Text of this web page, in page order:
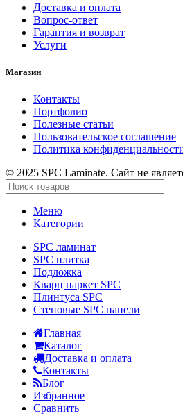
Доставка и оплата
Вопрос-ответ
Гарантия и возврат
Услуги
Магазин
Контакты
Портфолио
Полезные статьи
Пользовательское соглашение
Политика
© 2025 SPC Laminate. Сайт не
Меню
Категории
SPC ламинат
SPC плитка
Подложка
Кварц паркет SPC
Плинтуса SPC
Стеновые SPC панели
Главная
Каталог
Доставка и оплата
Контакты
Блог
Избранное
Сравнить